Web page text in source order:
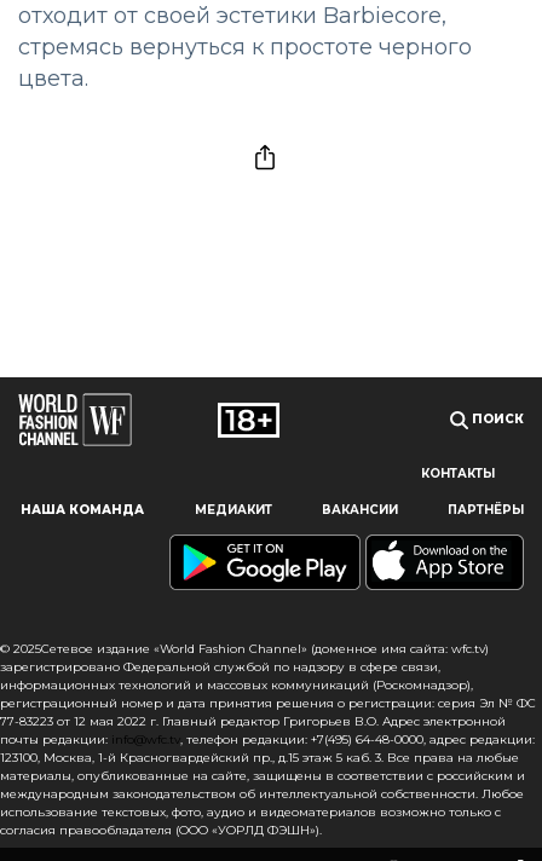
Наш сайт использует файлы cookie и похожие технологии,
пользователям, предоставляя персонализированную
информацию, запоминая предпочтения в области
сайта, вы подтверждаете свое согласие на использование
файлов cookie в соответствии с настоящим уведомлением
в отношении данного типа файлов. Если вы не согласны
с тем, чтобы мы использовали данный тип файлов,
то вы должны соответствующим образом установить
настройки вашего браузера или не использовать сайт wfc.tv
отходит от своей эстетики Barbiecore,
стремясь вернуться к простоте черного
цвета.
ПОИСК
КОНТАКТЫ
НАША КОМАНДА МЕДИАКИТ ВАКАНСИИ ПАРТНЁРЫ
© 2025Сетевое издание «World Fashion Channel» (доменное имя сайта: wfc.tv)
зарегистрировано Федеральной службой по надзору в сфере связи,
информационных технологий и массовых коммуникаций (Роскомнадзор),
регистрационный номер и дата принятия решения о регистрации: серия Эл № ФС
77-83223 от 12 мая 2022 г. Главный редактор Григорьев В.О. Адрес электронной
почты редакции: info@wfc.tv, телефон редакции: +7(495) 64-48-0000, адрес редакции:
123100, Москва, 1-й Красногвардейский пр., д.15 этаж 5 каб. 3. Все права на любые
материалы, опубликованные на сайте, защищены в соответствии с российским и
международным законодательством об интеллектуальной собственности. Любое
использование текстовых, фото, аудио и видеоматериалов возможно только с
согласия правообладателя (ООО «УОРЛД ФЭШН»).